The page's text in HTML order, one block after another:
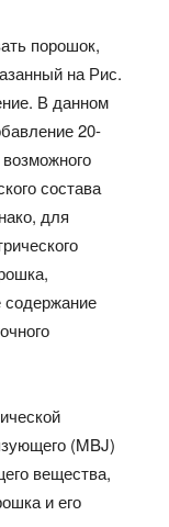
порошок,
на Рис.
В данном
20-
состава
для
содержание
(MBJ)
вещества,
и его